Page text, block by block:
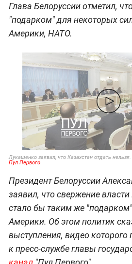
Глава Белоруссии отметил,
"подарком" для некоторых
Америки, НАТО.
Лукашенко заявил, что Казахстан отдать
Пул Первого
Президент Белоруссии
заявил, что свержение власти
стало бы таким же
Америки. Об этом политик
выступления, видео которого
к пресс-службе главы